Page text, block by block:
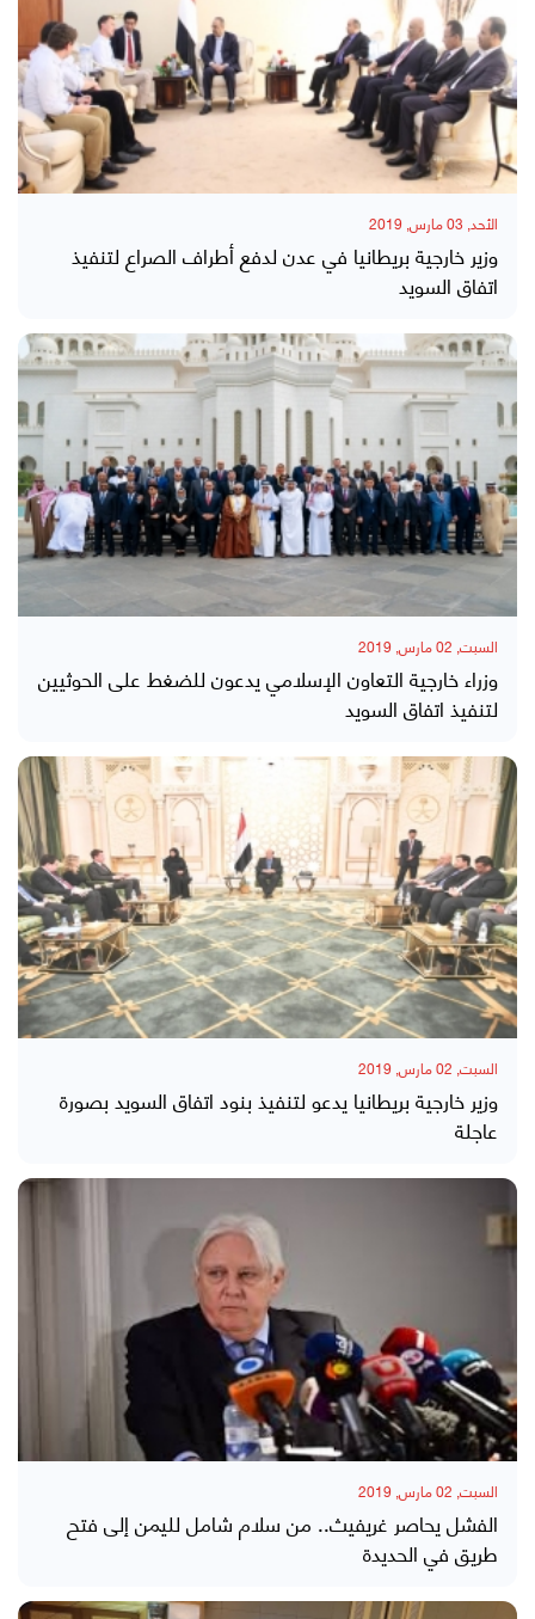
الأحد, 03 مارس, 2019
وزير خارجية بريطانيا في عدن لدفع أطراف الصراع لتنفيذ
اتفاق السويد
السبت, 02 مارس, 2019
وزراء خارجية التعاون الإسلامي يدعون للضغط على الحوثيين
لتنفيذ اتفاق السويد
السبت, 02 مارس, 2019
وزير خارجية بريطانيا يدعو لتنفيذ بنود اتفاق السويد بصورة
عاجلة
السبت, 02 مارس, 2019
الفشل يحاصر غريفيث.. من سلام شامل لليمن إلى فتح
طريق في الحديدة